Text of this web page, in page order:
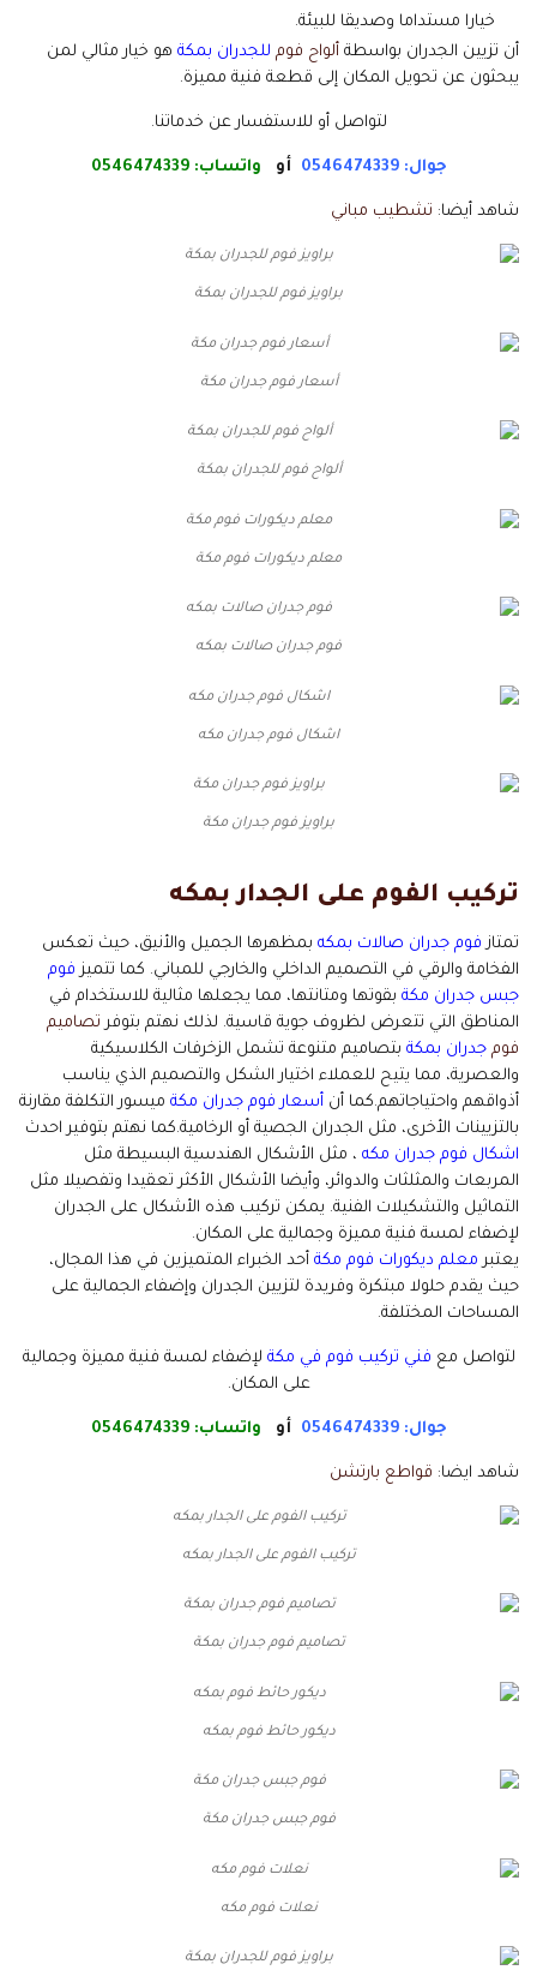
خيارا مستداما وصديقا للبيئة.
أن تزيين الجدران بواسطة ألواح فوم للجدران بمكة هو خيار مثالي لمن
يبحثون عن تحويل المكان إلى قطعة فنية مميزة.
لتواصل أو للاستفسار عن خدماتنا.
جوال: 0546474339 أو واتساب: 0546474339
شاهد أيضا: تشطيب مباني
براويز فوم للجدران بمكة
أسعار فوم جدران مكة
ألواح فوم للجدران بمكة
معلم ديكورات فوم مكة
فوم جدران صالات بمكه
اشكال فوم جدران مكه
براويز فوم جدران مكة
تركيب الفوم على الجدار بمكه
تمتازفوم جدران صالات بمكه بمظهرها الجميل والأنيق، حيث تعكس
الفخامة والرقي في التصميم الداخلي والخارجي للمباني. كما تتميز فوم
جبس جدران مكة بقوتها ومتانتها، مما يجعلها مثالية للاستخدام في
المناطق التي تتعرض لظروف جوية قاسية. لذلك نهتم بتوفر تصاميم
فوم جدران بمكة بتصاميم متنوعة تشمل الزخرفات الكلاسيكية
والعصرية، مما يتيح للعملاء اختيار الشكل والتصميم الذي يناسب
أذواقهم واحتياجاتهم.كما أن أسعار فوم جدران مكة ميسور التكلفة مقارنة
بالتزيينات الأخرى، مثل الجدران الجصية أو الرخامية.كما نهتم بتوفير احدث
اشكال فوم جدران مكه ، مثل الأشكال الهندسية البسيطة مثل
المربعات والمثلثات والدوائر، وأيضا الأشكال الأكثر تعقيدا وتفصيلا مثل
التماثيل والتشكيلات الفنية. يمكن تركيب هذه الأشكال على الجدران
لإضفاء لمسة فنية مميزة وجمالية على المكان.
يعتبر معلم ديكورات فوم مكة أحد الخبراء المتميزين في هذا المجال،
حيث يقدم حلولا مبتكرة وفريدة لتزيين الجدران وإضفاء الجمالية على
المساحات المختلفة.
لتواصل مع فني تركيب فوم في مكة لإضفاء لمسة فنية مميزة وجمالية
على المكان.
جوال: 0546474339 أو واتساب: 0546474339
شاهد ايضا: قواطع بارتشن
تركيب الفوم على الجدار بمكه
تصاميم فوم جدران بمكة
ديكور حائط فوم بمكه
فوم جبس جدران مكة
نعلات فوم مكه